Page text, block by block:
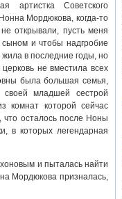
артистка Советского
Мордюкова, когда-то
открывали, пусть меня
и чтобы надгробие
в последние годы, но
не вместила всех
была большая семья,
младшей сестрой
комнат которой сейчас
что осталось после Ноны
в которых легендарная
и пыталась найти
Мордюкова призналась,